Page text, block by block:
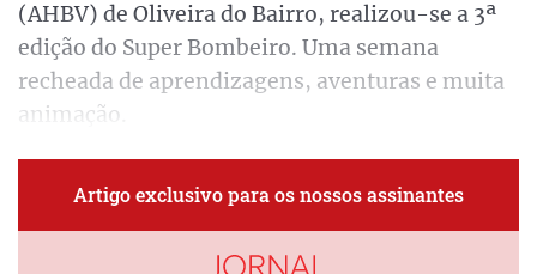
(AHBV) de Oliveira do Bairro, realizou-se a 3ª
edição do Super Bombeiro. Uma semana
recheada de aprendizagens, aventuras e muita
animação.
Artigo exclusivo para os nossos assinantes